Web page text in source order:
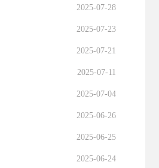
2025-07-28
2025-07-23
2025-07-21
2025-07-11
2025-07-04
2025-06-26
2025-06-25
2025-06-24